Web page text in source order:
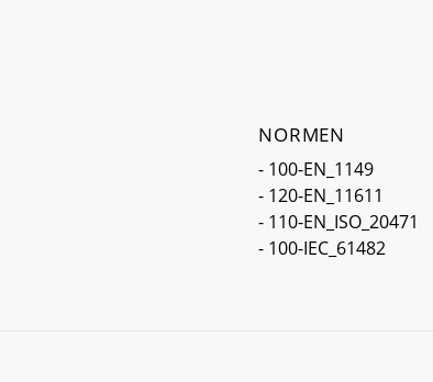
NORMEN
- 100-EN_1149
- 120-EN_11611
- 110-EN_ISO_20471
- 100-IEC_61482